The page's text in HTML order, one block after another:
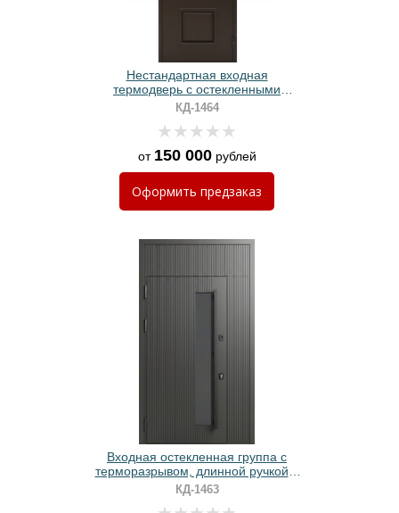
Нестандартная входная
термодверь с остекленными
вставками, металлофиленкой и
МДФ
КД-1464
от 150 000рублей
Оформить предзаказ
Входная остекленная группа с
терморазрывом, длинной ручкой и
панелями МДФ графит с линейным
фрезерованием
КД-1463